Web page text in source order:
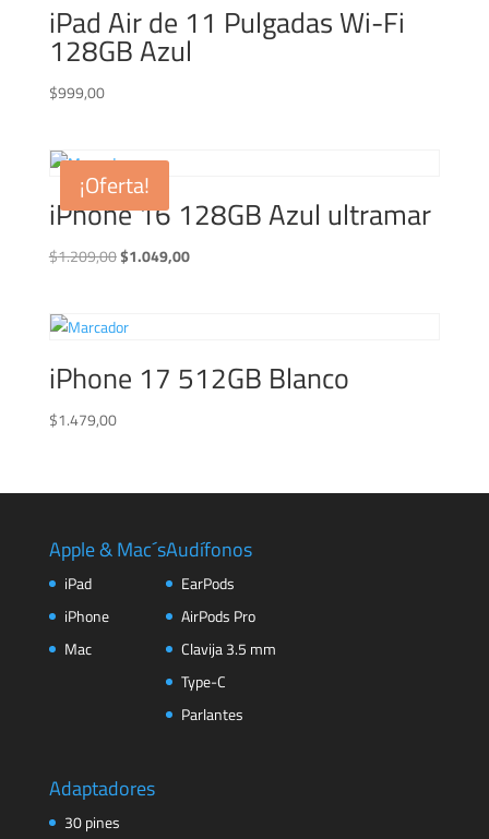
iPad Air de 11 Pulgadas Wi-Fi
128GB Azul
$999,00
¡Oferta!
iPhone 16 128GB Azul ultramar
$1.209,00El
era:
$1.049,00El
iPhone 17 512GB Blanco
$1.479,00
Apple & Mac´s
iPad
iPhone
Mac
Audífonos
EarPods
AirPods Pro
Clavija 3.5 mm
Type-C
Parlantes
Adaptadores
30 pines